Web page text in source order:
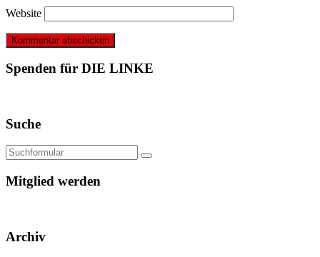
Website
Spenden für DIE LINKE
Suche
Mitglied werden
Archiv